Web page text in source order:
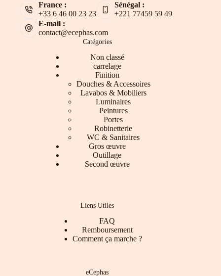
France :
+33 6 46 00 23 23
Sénégal :
+221 77459 59 49
E-mail :
contact@ecephas.com
Catégories
Non classé
carrelage
Finition
Douches & Accessoires
Lavabos & Mobiliers
Luminaires
Peintures
Portes
Robinetterie
WC & Sanitaires
Gros œuvre
Outillage
Second œuvre
Liens Utiles
FAQ
Remboursement
Comment ça marche ?
eCephas